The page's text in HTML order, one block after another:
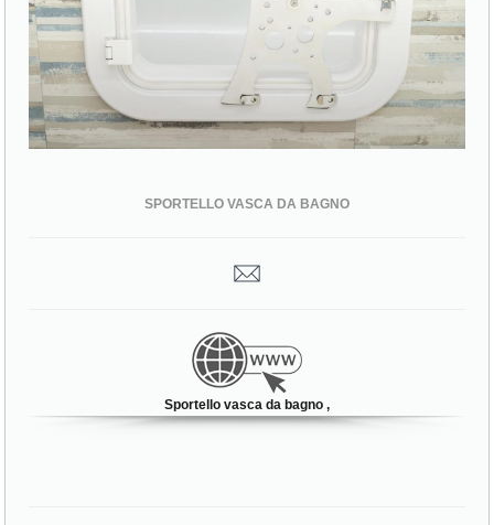
SPORTELLO VASCA DA BAGNO
Sportello vasca da bagno ,